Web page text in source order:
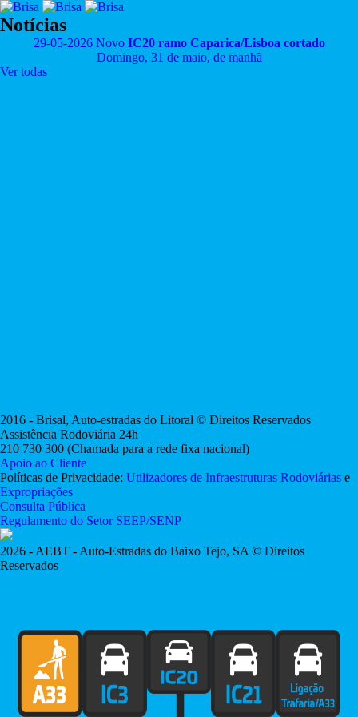
Notícias
29-05-2026 Novo IC20 ramo Caparica/Lisboa cortado
Domingo, 31 de maio, de manhã
Ver todas
2016 - Brisal, Auto-estradas do Litoral © Direitos Reservados
Assistência Rodoviária 24h
210 730 300 (Chamada para a rede fixa nacional)
Apoio ao Cliente
Políticas de Privacidade: Utilizadores de Infraestruturas Rodoviárias e
Expropriações
Consulta Pública
Regulamento do Setor SEEP/SENP
2026 - AEBT - Auto-Estradas do Baixo Tejo, SA © Direitos
Reservados